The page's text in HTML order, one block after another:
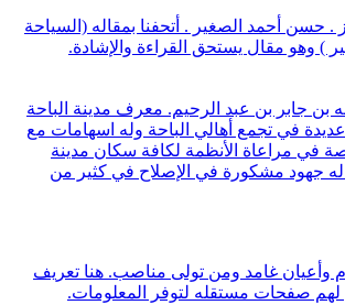
. حسن أحمد الصغير . أتحفنا بمقاله (السياحة
) وهو مقال يستحق القراءة والإشادة.
بن جابر بن عبد الرحيم. معرف مدينة الباحة
في تجمع أهالي الباحة وله اسهامات مع
في مراعاة الأنظمة لكافة سكان مدينة
له جهود مشكورة في الإصلاح في كثير من
وأعيان غامد ومن تولى مناصب. هنا تعريف
صفحات مستقله لتوفر المعلومات.